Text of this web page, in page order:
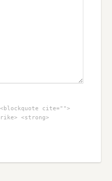
cite="">
<strong>